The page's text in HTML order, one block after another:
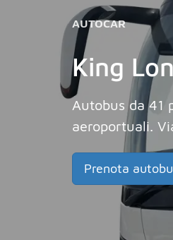
AUTOCAR
King
Autobus da 41
aeroportuali.
Prenota